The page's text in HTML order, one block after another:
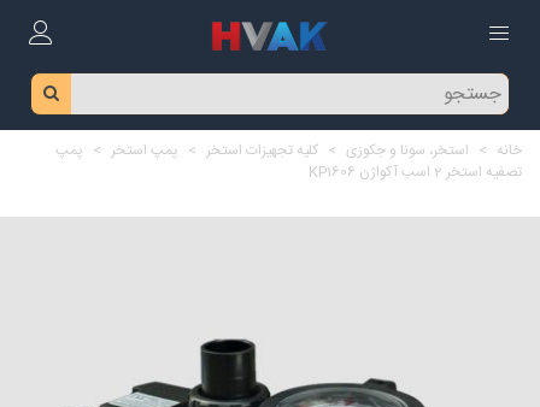
خانه > استخر، سونا و جکوزی > کلیه تجهیزات استخر > پمپ استخر > پمپ
تصفیه استخر 2 اسب آکواژن KP1606